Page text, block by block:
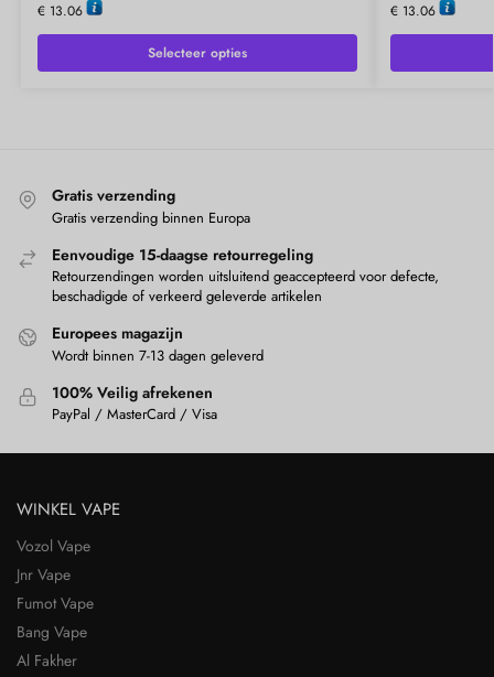
€13.06
Selecteer opties
€13.06
Gratis verzending
Gratis verzending binnen Europa
Eenvoudige 15-daagse retourregeling
Retourzendingen worden uitsluitend geaccepteerd voor defecte,
beschadigde of verkeerd geleverde artikelen
Europees magazijn
Wordt binnen 7-13 dagen geleverd
100% Veilig afrekenen
PayPal / MasterCard / Visa
WINKEL VAPE
Vozol Vape
Jnr Vape
Fumot Vape
Bang Vape
Al Fakher